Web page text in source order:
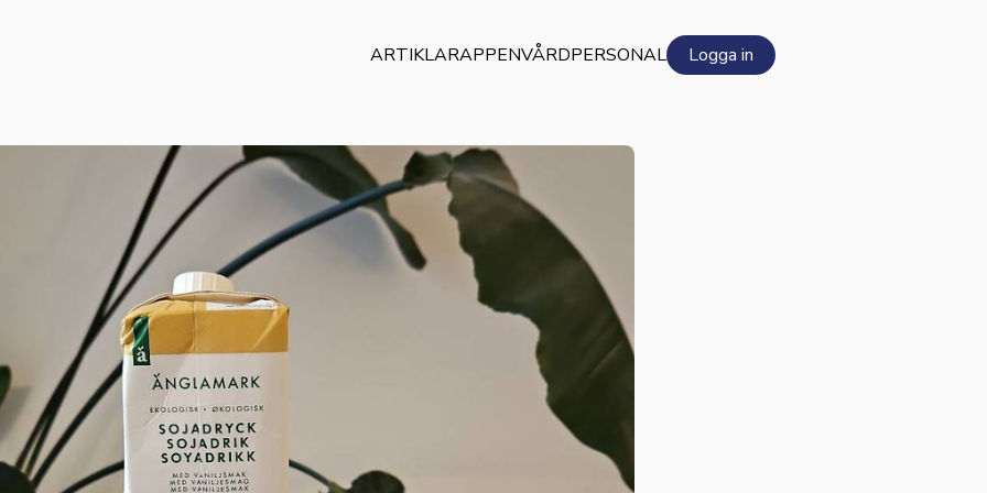
ARTIKLARAPPENVÅRDPERSONAL Logga in